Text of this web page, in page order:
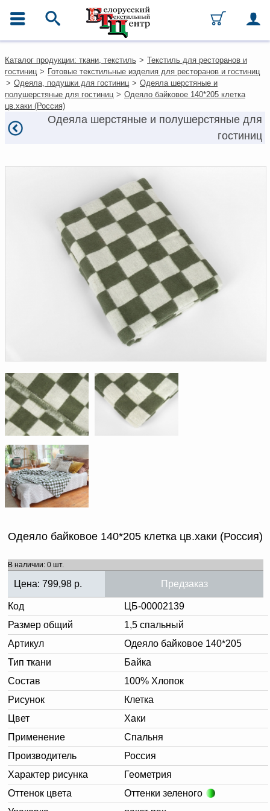
Каталог
Ткани
Домашний текстиль
Одежда
Текстиль для ресторанов и
гостиниц
Оплата и доставка
Как оформить заказ
Как нас найти
Доверенность на
Документы по работе с
персональными данными
Каталог продукции: ткани, текстиль > Текстиль для ресторанов и
гостиниц > Готовые текстильные изделия для ресторанов и гостиниц
> Одеяла, подушки для гостиниц > Одеяла шерстяные и
полушерстяные для гостиниц > Одеяло байковое 140*205 клетка
цв.хаки (Россия)
Одеяла шерстяные и полушерстяные для
гостиниц
Одеяло байковое 140*205 клетка цв.хаки (Россия)
В наличии: 0 шт.
Цена: 799,98 р. Предзаказ
Код
ЦБ-00002139
Размер общий
1,5 спальный
Артикул
Одеяло байковое 140*205
Тип ткани
Байка
Состав
100% Хлопок
Рисунок
Клетка
Цвет
Хаки
Применение
Спальня
Производитель
Россия
Характер рисунка
Геометрия
Оттенок цвета
Оттенки зеленого
в